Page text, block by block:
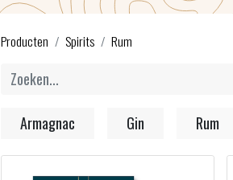
Producten Spirits
Rum
Armagnac Gin Rum